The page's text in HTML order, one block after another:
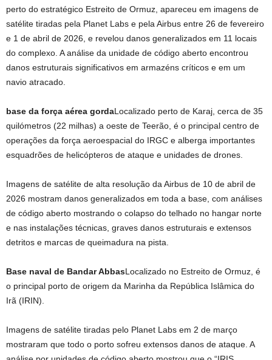
perto do estratégico Estreito de Ormuz, apareceu em imagens de
satélite tiradas pela Planet Labs e pela Airbus entre 26 de fevereiro
e 1 de abril de 2026, e revelou danos generalizados em 11 locais
do complexo. A análise da unidade de código aberto encontrou
danos estruturais significativos em armazéns críticos e em um
navio atracado.
base da força aérea gordaLocalizado perto de Karaj, cerca de 35
quilómetros (22 milhas) a oeste de Teerão, é o principal centro de
operações da força aeroespacial do IRGC e alberga importantes
esquadrões de helicópteros de ataque e unidades de drones.
Imagens de satélite de alta resolução da Airbus de 10 de abril de
2026 mostram danos generalizados em toda a base, com análises
de código aberto mostrando o colapso do telhado no hangar norte
e nas instalações técnicas, graves danos estruturais e extensos
detritos e marcas de queimadura na pista.
Base naval de Bandar AbbasLocalizado no Estreito de Ormuz, é
o principal porto de origem da Marinha da República Islâmica do
Irã (IRIN).
Imagens de satélite tiradas pelo Planet Labs em 2 de março
mostraram que todo o porto sofreu extensos danos de ataque. A